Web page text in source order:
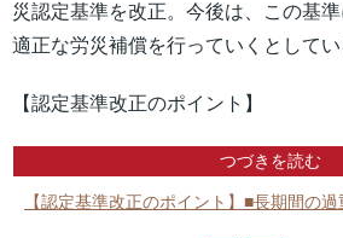
災認定基準を改正。今後は、この基
適正な労災補償を行っていくとしてい
【認定基準改正のポイント】
つづきを読む
【認定基準改正のポイント】■長期間の